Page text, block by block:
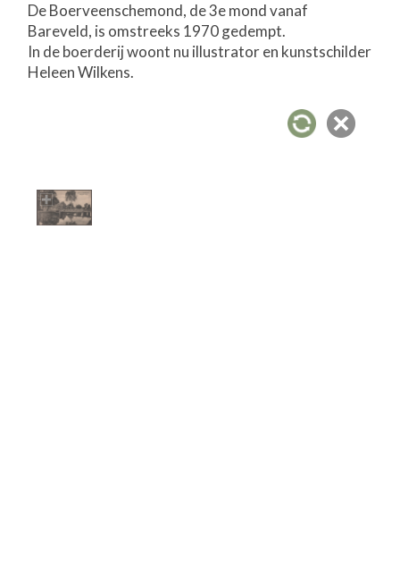
De Boerveenschemond, de 3e mond vanaf
Bareveld, is omstreeks 1970 gedempt.
In de boerderij woont nu illustrator en kunstschilder
Heleen Wilkens.